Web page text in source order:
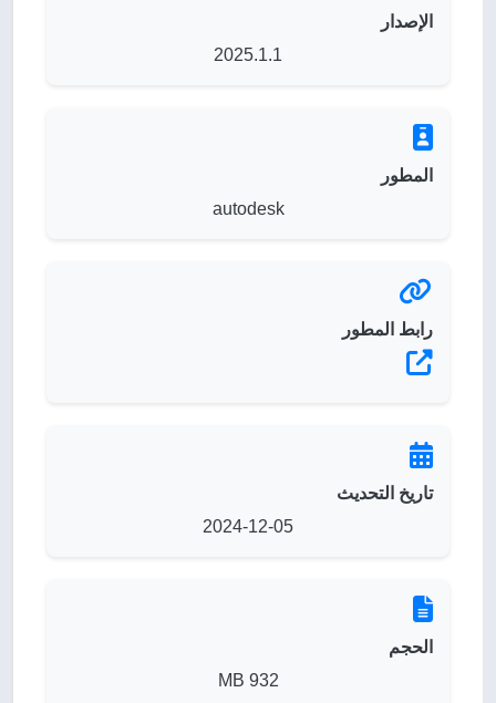
الإصدار
2025.1.1
المطور
autodesk
رابط المطور
تاريخ التحديث
2024-12-05
الحجم
932 MB